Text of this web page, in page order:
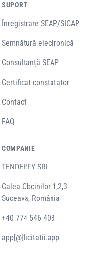
SUPORT
Înregistrare SEAP/SICAP
Semnătură electronică
Consultanță SEAP
Certificat constatator
Contact
FAQ
COMPANIE
TENDERFY SRL
Calea Obcinilor 1,2,3
Suceava, România
+40 774 546 403
app[@]licitatii.app